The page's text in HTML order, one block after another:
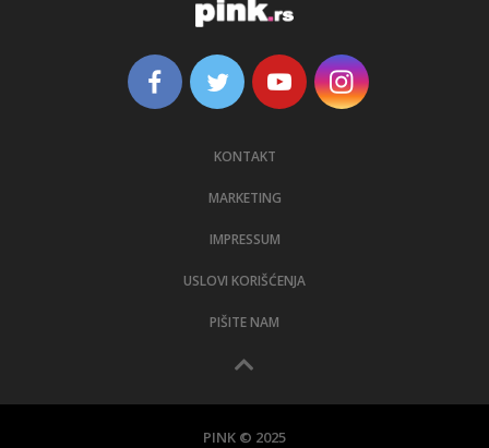
KONTAKT
MARKETING
IMPRESSUM
USLOVI KORIŠĆENJA
PIŠITE NAM
PINK © 2025